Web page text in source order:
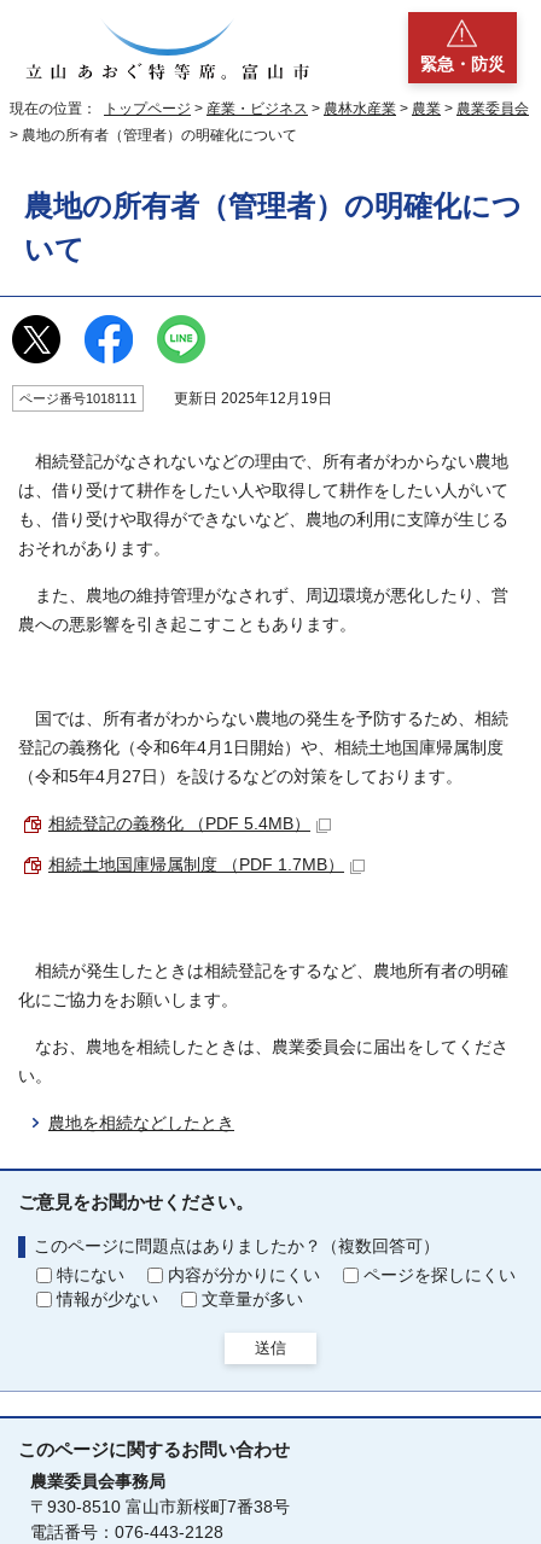
緊急・防災
現在の位置： トップページ > 産業・ビジネス > 農林水産業 > 農業 > 農業委員会
> 農地の所有者（管理者）の明確化について
農地の所有者（管理者）の明確化につ
いて
ページ番号1018111 更新日 2025年12月19日
相続登記がなされないなどの理由で、所有者がわからない農地
は、借り受けて耕作をしたい人や取得して耕作をしたい人がいて
も、借り受けや取得ができないなど、農地の利用に支障が生じる
おそれがあります。
また、農地の維持管理がなされず、周辺環境が悪化したり、営
農への悪影響を引き起こすこともあります。
国では、所有者がわからない農地の発生を予防するため、相続
登記の義務化（令和6年4月1日開始）や、相続土地国庫帰属制度
（令和5年4月27日）を設けるなどの対策をしております。
相続登記の義務化 （PDF 5.4MB）
相続土地国庫帰属制度 （PDF 1.7MB）
相続が発生したときは相続登記をするなど、農地所有者の明確
化にご協力をお願いします。
なお、農地を相続したときは、農業委員会に届出をしてくださ
い。
農地を相続などしたとき
ご意見をお聞かせください。
このページに問題点はありましたか？（複数回答可）
特にない
内容が分かりにくい
ページを探しにくい
情報が少ない
文章量が多い
送信
このページに関するお問い合わせ
農業委員会事務局
〒930-8510 富山市新桜町7番38号
電話番号：076-443-2128